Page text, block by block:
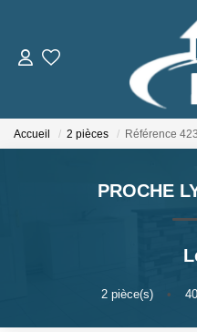
Accueil 2 pièces Référence
PROCHE
2pièce(s) • 40